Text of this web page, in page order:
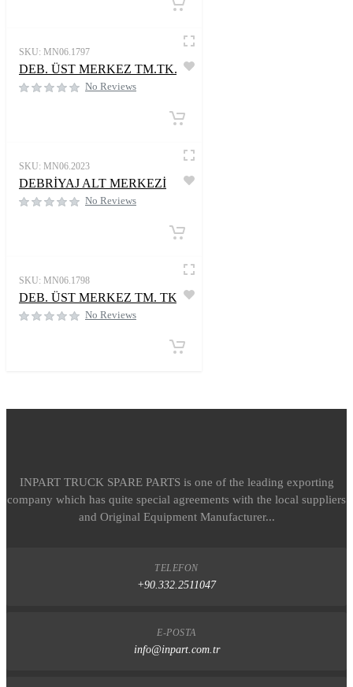
SKU: MN06.1797
DEB. ÜST MERKEZ TM.TK.
No Reviews
SKU: MN06.2023
DEBRİYAJ ALT MERKEZİ
No Reviews
SKU: MN06.1798
DEB. ÜST MERKEZ TM. TK.
No Reviews
INPART TRUCK SPARE PARTS is one of the leading exporting
company which has quite special agreements with the local suppliers
and Original Equipment Manufacturer...
TELEFON
+90.332.2511047
E-POSTA
info@inpart.com.tr